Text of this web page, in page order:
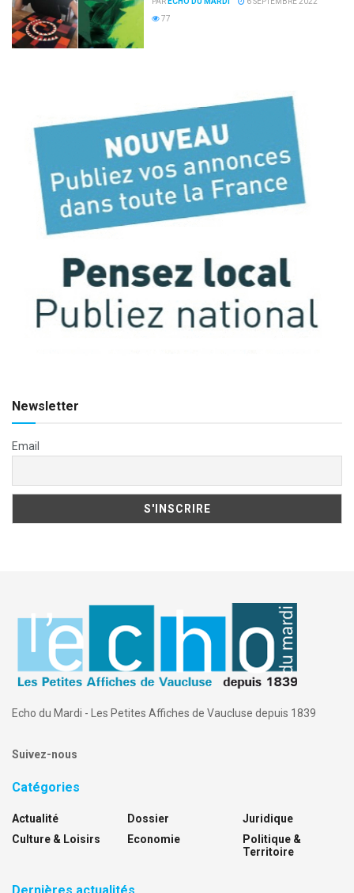
77
Newsletter
Email
Echo du Mardi - Les Petites Affiches de Vaucluse depuis 1839
Suivez-nous
Catégories
Actualité
Culture & Loisirs
Dossier
Economie
Juridique
Politique &
Territoire